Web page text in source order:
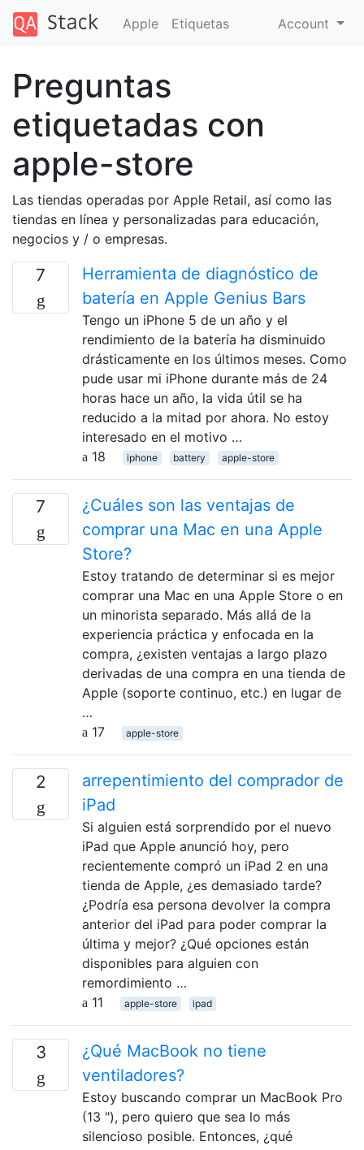
Apple Etiquetas Account
Preguntas
etiquetadas con
apple-store
Las tiendas operadas por Apple Retail, así como las
tiendas en línea y personalizadas para educación,
negocios y / o empresas.
7
Herramienta de diagnóstico de
batería en Apple Genius Bars
Tengo un iPhone 5 de un año y el
rendimiento de la batería ha disminuido
drásticamente en los últimos meses. Como
pude usar mi iPhone durante más de 24
horas hace un año, la vida útil se ha
reducido a la mitad por ahora. No estoy
interesado en el motivo …
18
iphone battery apple-store
7
¿Cuáles son las ventajas de
comprar una Mac en una Apple
Store?
Estoy tratando de determinar si es mejor
comprar una Mac en una Apple Store o en
un minorista separado. Más allá de la
experiencia práctica y enfocada en la
compra, ¿existen ventajas a largo plazo
derivadas de una compra en una tienda de
Apple (soporte continuo, etc.) en lugar de
…
17
apple-store
2
arrepentimiento del comprador de
iPad
Si alguien está sorprendido por el nuevo
iPad que Apple anunció hoy, pero
recientemente compró un iPad 2 en una
tienda de Apple, ¿es demasiado tarde?
¿Podría esa persona devolver la compra
anterior del iPad para poder comprar la
última y mejor? ¿Qué opciones están
disponibles para alguien con
remordimiento …
11
apple-store ipad
3
¿Qué MacBook no tiene
ventiladores?
Estoy buscando comprar un MacBook Pro
(13 "), pero quiero que sea lo más
silencioso posible. Entonces, ¿qué